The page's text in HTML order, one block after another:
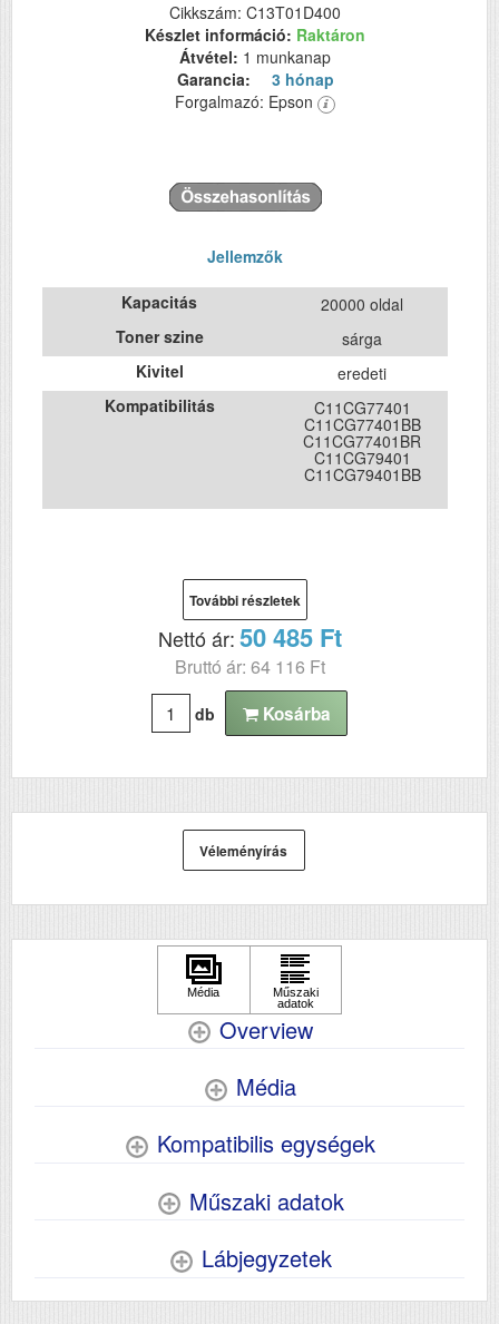
Cikkszám: C13T01D400
Készlet információ: Raktáron
Átvétel: 1 munkanap
Garancia:
3 hónap
Forgalmazó: Epson
Jellemzők
Kapacitás
20000 oldal
Toner szine
sárga
Kivitel
eredeti
Kompatibilitás
C11CG77401
C11CG77401BB
C11CG77401BR
C11CG79401
C11CG79401BB
További részletek
Nettó ár:50 485 Ft
Bruttó ár: 64 116 Ft
db Kosárba
Véleményírás
Overview
Média
Kompatibilis egységek
Műszaki adatok
Lábjegyzetek